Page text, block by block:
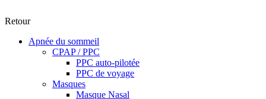
Retour
Apnée du sommeil
CPAP / PPC
PPC auto-pilotée
PPC de voyage
Masques
Masque Nasal